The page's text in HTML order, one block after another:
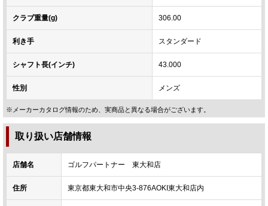
クラブ重量(g) 306.00
利き手 スタンダード
シャフト長(インチ) 43.000
性別 メンズ
※メーカーカタログ情報のため、実商品と異なる場合がございます。
取り扱い店舗情報
店舗名 ゴルフパートナー 東大和店
住所 東京都東大和市中央3-876AOKI東大和店内